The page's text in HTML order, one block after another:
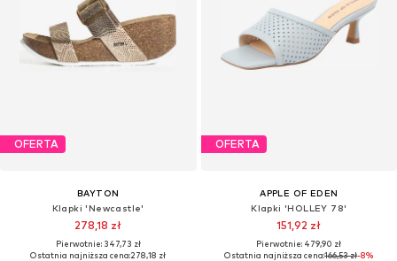
OFERTA
BAYTON
Klapki 'Newcastle'
278,18 zł
Pierwotnie: 347,73 zł
Ostatnia najniższa cena:278,18 zł
OFERTA
APPLE OF EDEN
Klapki 'HOLLEY 78'
151,92 zł
Pierwotnie: 479,90 zł
Ostatnia najniższa cena:166,53 zł-8%